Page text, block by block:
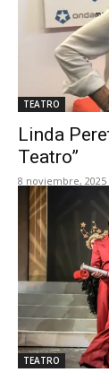
TEATRO
Linda
Teatro”
8 noviembre, 2025
TEATRO